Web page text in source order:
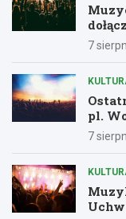
7
pl.
7